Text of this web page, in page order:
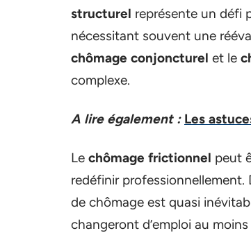
structurel représente un défi
nécessitant souvent une
chômage conjoncturel et le
complexe.
A lire également : Les
Le chômage frictionnel peut
redéfinir
de chômage est quasi
changeront d’emploi au